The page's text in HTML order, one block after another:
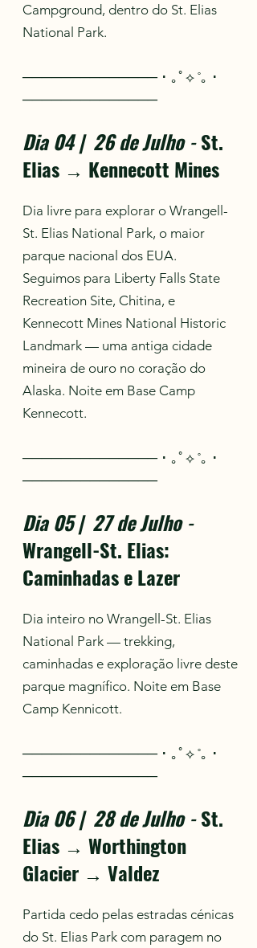
Campground, dentro do St. Elias
National Park.
────────────── ･ ｡ﾟ⟡ ˚｡ ･
──────────────
Dia 04 | 26 de Julho-St.
Elias → Kennecott Mines
Dia livre para explorar o Wrangell-
St. Elias National Park, o maior
parque nacional dos EUA.
Seguimos para Liberty Falls State
Recreation Site, Chitina, e
Kennecott Mines National Historic
Landmark — uma antiga cidade
mineira de ouro no coração do
Alaska. Noite em Base Camp
Kennecott.
────────────── ･ ｡ﾟ⟡ ˚｡ ･
──────────────
Dia 05 | 27 de Julho-
Wrangell-St. Elias:
Caminhadas e Lazer
Dia inteiro no Wrangell-St. Elias
National Park — trekking,
caminhadas e exploração livre deste
parque magnífico. Noite em Base
Camp Kennicott.
────────────── ･ ｡ﾟ⟡ ˚｡ ･
──────────────
Dia 06 | 28 de Julho-St.
Elias → Worthington
Glacier → Valdez
Partida cedo pelas estradas cénicas
do St. Elias Park com paragem no